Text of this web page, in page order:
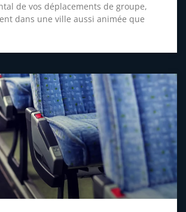
de vos déplacements de groupe,
dans une ville aussi animée que